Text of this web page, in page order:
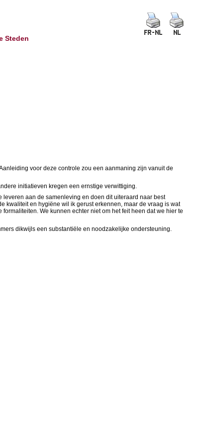
Steden
voor deze controle zou een aanmaning zijn vanuit de
initiatieven kregen een ernstige verwittiging.
aan de samenleving en doen dit uiteraard naar best
kwaliteit en hygiëne wil ik gerust erkennen, maar de vraag is wat
We kunnen echter niet om het feit heen dat we hier te
dikwijls een substantiële en noodzakelijke ondersteuning.